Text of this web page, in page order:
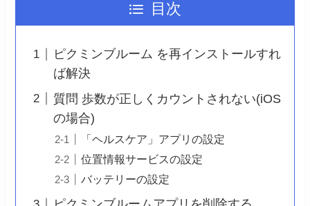
目次
ピクミンブルーム を再インストールすれ
ば解決
質問 歩数が正しくカウントされない(iOS
の場合)
「ヘルスケア」アプリの設定
位置情報サービスの設定
バッテリーの設定